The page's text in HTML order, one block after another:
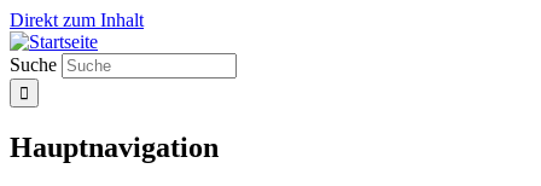
Direkt zum Inhalt
Suche
Hauptnavigation